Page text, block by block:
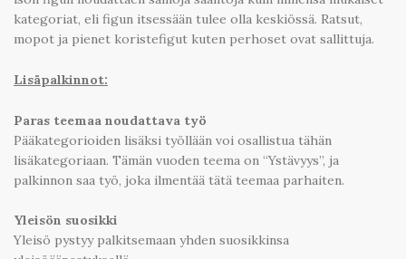
kategoriat, eli figun itsessään tulee olla keskiössä. Ratsut,
mopot ja pienet koristefigut kuten perhoset ovat sallittuja.
Lisäpalkinnot:
Paras teemaa noudattava työ
Pääkategorioiden lisäksi työllään voi osallistua tähän
lisäkategoriaan. Tämän vuoden teema on “Ystävyys”, ja
palkinnon saa työ, joka ilmentää tätä teemaa parhaiten.
Yleisön suosikki
Yleisö pystyy palkitsemaan yhden suosikkinsa